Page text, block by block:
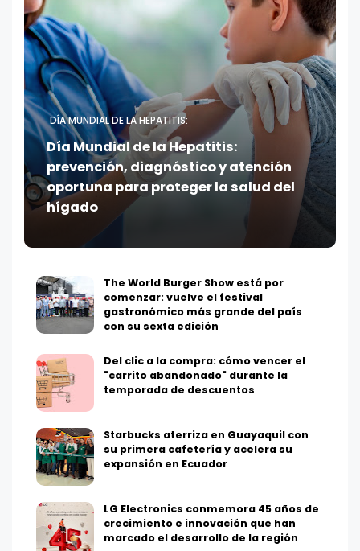
DÍA MUNDIAL DE LA HEPATITIS:
Día Mundial de la Hepatitis:
prevención, diagnóstico y atención
oportuna para proteger la salud del
hígado
The World Burger Show está por
comenzar: vuelve el festival
gastronómico más grande del país
con su sexta edición
Del clic a la compra: cómo vencer el
"carrito abandonado" durante la
temporada de descuentos
Starbucks aterriza en Guayaquil con
su primera cafetería y acelera su
expansión en Ecuador
LG Electronics conmemora 45 años de
crecimiento e innovación que han
marcado el desarrollo de la región